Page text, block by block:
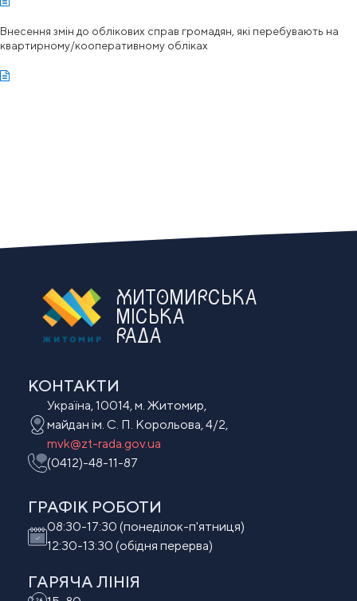
Внесення змін до облікових справ громадян, які перебувають на
квартирному/кооперативному обліках
ЖИТОМИРСЬКА
МІСЬКА
РАДА
КОНТАКТИ
Україна, 10014, м. Житомир,
майдан ім. С. П. Корольова, 4/2,
mvk@zt-rada.gov.ua
(0412)-48-11-87
ГРАФІК РОБОТИ
08:30-17:30 (понеділок-п'ятниця)
12:30-13:30 (обідня перерва)
ГАРЯЧА ЛІНІЯ